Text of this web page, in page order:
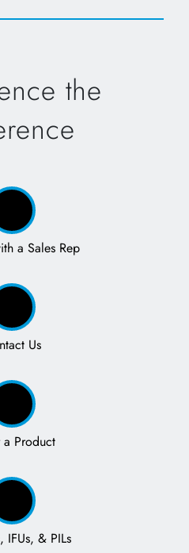
the
a Sales Rep
Us
Product
IFUs, & PILs